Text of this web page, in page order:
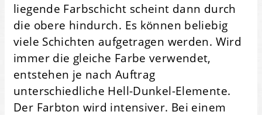
liegende Farbschicht scheint dann durch
die obere hindurch. Es können beliebig
viele Schichten aufgetragen werden. Wird
immer die gleiche Farbe verwendet,
entstehen je nach Auftrag
unterschiedliche Hell-Dunkel-Elemente.
Der Farbton wird intensiver. Bei einem